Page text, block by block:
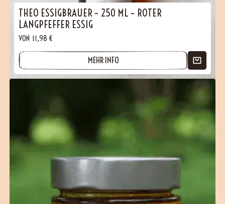
THEO ESSIGBRAUER – 250 ML – ROTER
LANGPFEFFER ESSIG
VON 11,98 €
MEHR INFO